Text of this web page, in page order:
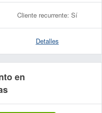
Cliente recurrente: Sí
Detalles
en